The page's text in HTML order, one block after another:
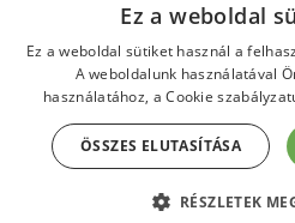
Ez a weboldal
Ez a weboldal sütiket használ a
A weboldalunk használatával
használatához, a Cookie
ÖSSZES ELUTASÍTÁSA
RÉSZLETEK